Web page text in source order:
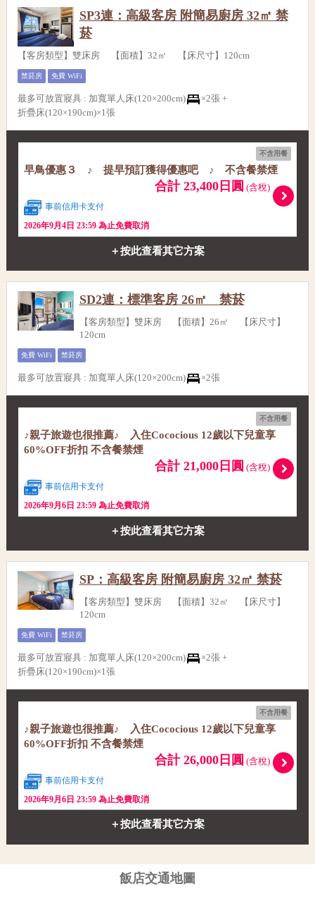
SP3連：高級客房 附簡易廚房 32㎡ 禁
菸
【客房類型】雙床房 【面積】32㎡ 【床尺寸】120cm
禁菸房 免費 WiFi
最多可放置寢具 : 加寬單人床(120×200cm)
×2張 +
折疊床(120×190cm)×1張
不含用餐
早鳥優惠３ ♪ 提早預訂獲得優惠吧 ♪ 不含餐禁煙
合計 23,400日圓 (含稅)
事前信用卡支付
2026年9月4日 23:59 為止免費取消
＋按此查看其它方案
SD2連：標準客房 26㎡ 禁菸
【客房類型】雙床房 【面積】26㎡ 【床尺寸】
120cm
免費 WiFi 禁菸房
最多可放置寢具 : 加寬單人床(120×200cm) ×2張
不含用餐
♪親子旅遊也很推薦♪ 入住Cococious 12歲以下兒童享
60%OFF折扣 不含餐禁煙
合計 21,000日圓 (含稅)
事前信用卡支付
2026年9月6日 23:59 為止免費取消
＋按此查看其它方案
SP：高級客房 附簡易廚房 32㎡ 禁菸
【客房類型】雙床房 【面積】32㎡ 【床尺寸】
120cm
免費 WiFi 禁菸房
最多可放置寢具 : 加寬單人床(120×200cm)
×2張 +
折疊床(120×190cm)×1張
不含用餐
♪親子旅遊也很推薦♪ 入住Cococious 12歲以下兒童享
60%OFF折扣 不含餐禁煙
合計 26,000日圓 (含稅)
事前信用卡支付
2026年9月6日 23:59 為止免費取消
＋按此查看其它方案
飯店交通地圖